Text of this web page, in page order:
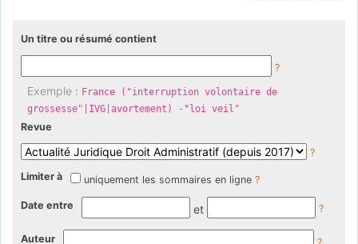
Un titre ou résumé contient
?
Exemple : France ("interruption volontaire de
grossesse"|IVG|avortement) -"loi veil"
Revue
?
Limiter à
uniquement les sommaires en ligne ?
Date entre et ?
Auteur